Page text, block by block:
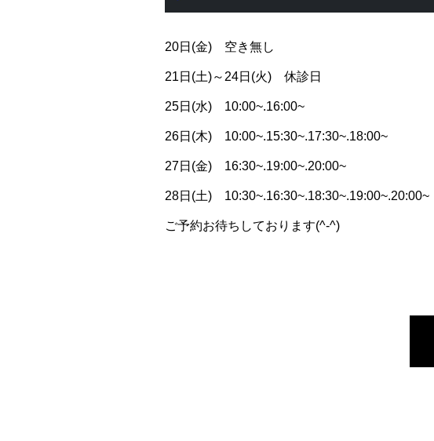
20日(金) 空き無し
21日(土)～24日(火) 休診日
25日(水) 10:00~.16:00~
26日(木) 10:00~.15:30~.17:30~.18:00~
27日(金) 16:30~.19:00~.20:00~
28日(土) 10:30~.16:30~.18:30~.19:00~.20:00~
ご予約お待ちしております(^-^)